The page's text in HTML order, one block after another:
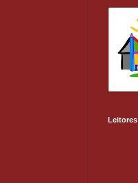
Leitores